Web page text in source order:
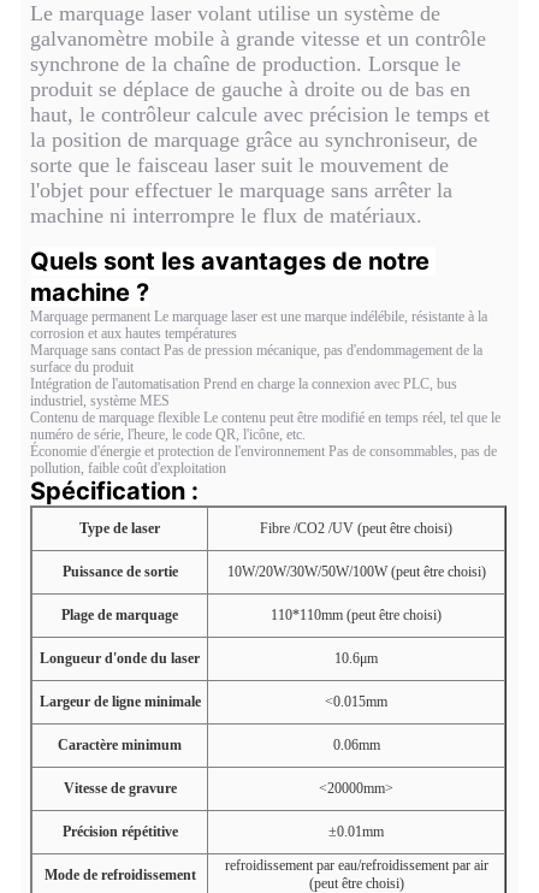
Le marquage laser volant utilise un système de
galvanomètre mobile à grande vitesse et un contrôle
synchrone de la chaîne de production. Lorsque le
produit se déplace de gauche à droite ou de bas en
haut, le contrôleur calcule avec précision le temps et
la position de marquage grâce au synchroniseur, de
sorte que le faisceau laser suit le mouvement de
l'objet pour effectuer le marquage sans arrêter la
machine ni interrompre le flux de matériaux.
Quels sont les avantages de notre
machine ?
Marquage permanent Le marquage laser est une marque indélébile, résistante à la
corrosion et aux hautes températures
Marquage sans contact Pas de pression mécanique, pas d'endommagement de la
surface du produit
Intégration de l'automatisation Prend en charge la connexion avec PLC, bus
industriel, système MES
Contenu de marquage flexible Le contenu peut être modifié en temps réel, tel que le
numéro de série, l'heure, le code QR, l'icône, etc.
Économie d'énergie et protection de l'environnement Pas de consommables, pas de
pollution, faible coût d'exploitation
Spécification :
Type de laser Fibre /CO2 /UV (peut être choisi)
Puissance de sortie 10W/20W/30W/50W/100W (peut être choisi)
Plage de marquage 110*110mm (peut être choisi)
Longueur d'onde du laser 10.6μm
Largeur de ligne minimale <0.015mm
Caractère minimum 0.06mm
Vitesse de gravure <20000mm>
Précision répétitive ±0.01mm
Mode de refroidissement
refroidissement par eau/refroidissement par air
(peut être choisi)